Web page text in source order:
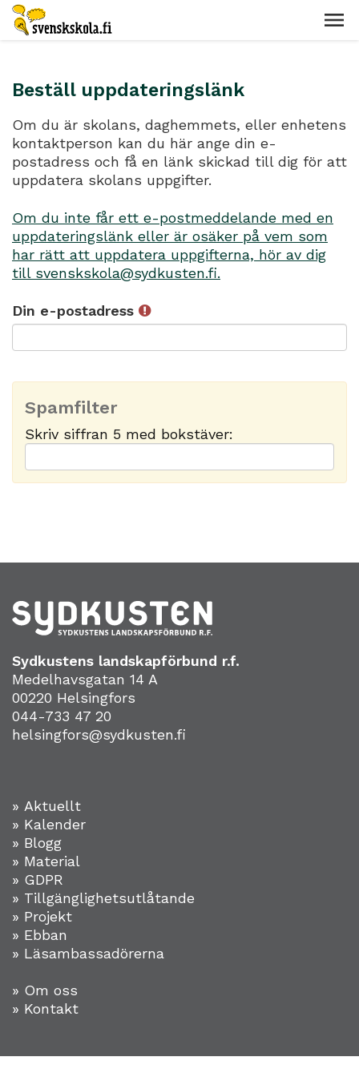
Beställ uppdateringslänk
Om du är skolans, daghemmets, eller enhetens
kontaktperson kan du här ange din e-
postadress och få en länk skickad till dig för att
uppdatera skolans uppgifter.
Om du inte får ett e-postmeddelande med en
uppdateringslänk eller är osäker på vem som
har rätt att uppdatera uppgifterna, hör av dig
till svenskskola@sydkusten.fi.
Din e-postadress
Spamfilter
Skriv siffran 5 med bokstäver:
Sydkustens landskapförbund r.f.
Medelhavsgatan 14 A
00220 Helsingfors
044-733 47 20
helsingfors@sydkusten.fi
» Aktuellt
» Kalender
» Blogg
» Material
» GDPR
» Tillgänglighetsutlåtande
» Projekt
» Ebban
» Läsambassadörerna
» Om oss
» Kontakt